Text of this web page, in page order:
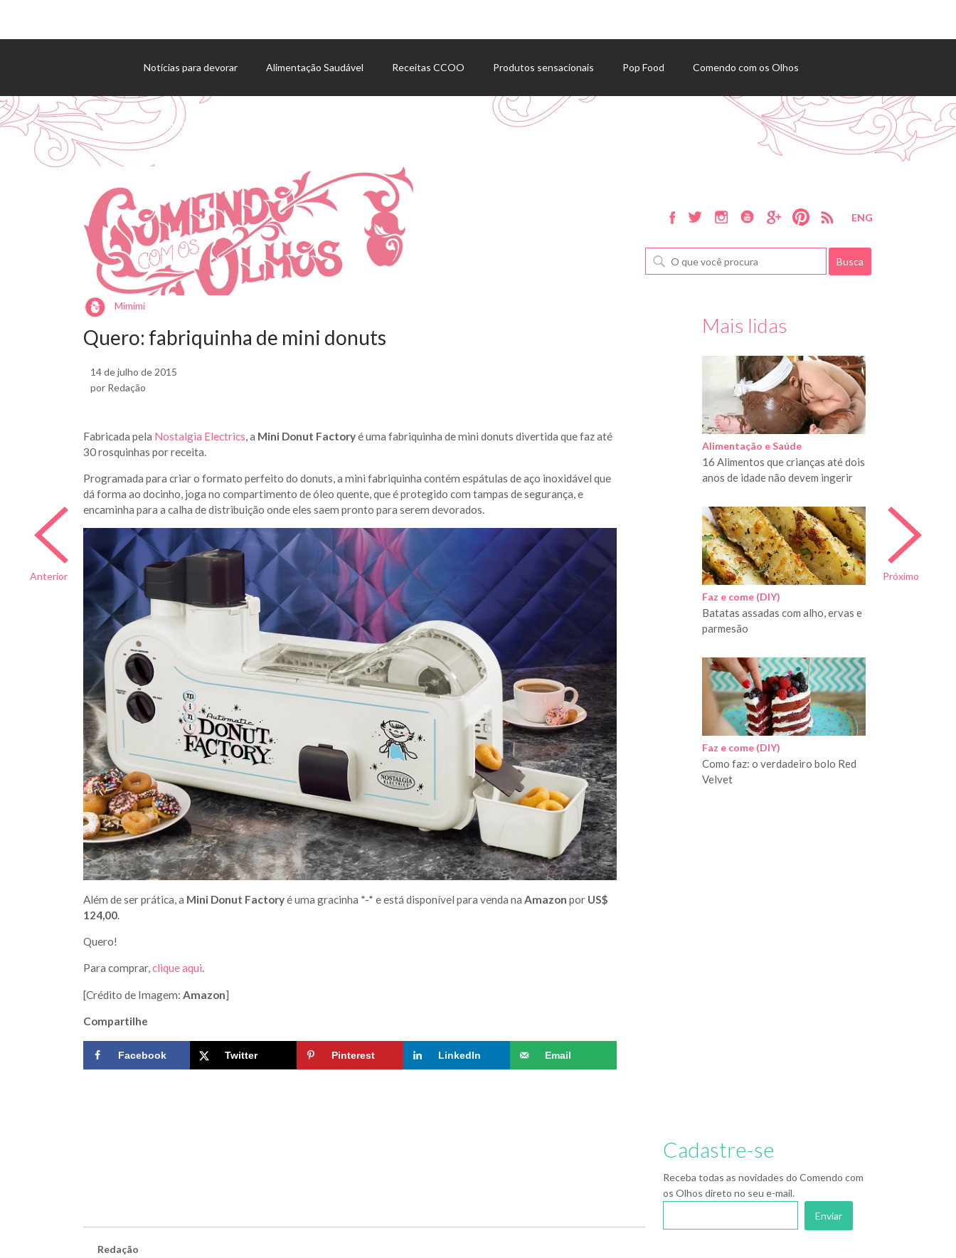
Notícias para devorar Alimentação Saudável Receitas CCOO Produtos sensacionais Pop Food Comendo com os Olhos
Agenda de eventos
ENG
Anterior Próximo
Mimimi
Quero: fabriquinha de mini donuts
14 de julho de 2015
por Redação
Fabricada pela Nostalgia Electrics , a Mini Donut Factoryé uma fabriquinha de mini donuts divertida que faz até
30 rosquinhas por receita.
Programada para criar o formato perfeito do donuts, a mini fabriquinha contém espátulas de aço inoxidável que
dá forma ao docinho, joga no compartimento de óleo quente, que é protegido com tampas de segurança, e
encaminha para a calha de distribuição onde eles saem pronto para serem devorados.
Além de ser prática, a Mini Donut Factoryé uma gracinha *-* e está disponível para venda na Amazon por US$
124,00.
Quero!
Para comprar,clique aqui.
[Crédito de Imagem: Amazon]
Compartilhe
Facebook Twitter Pinterest LinkedIn Email
Redação
Mais lidas
Alimentação e Saúde
16 Alimentos que crianças até dois
anos de idade não devem ingerir
Faz e come (DIY)
Batatas assadas com alho, ervas e
parmesão
Faz e come (DIY)
Como faz: o verdadeiro bolo Red
Velvet
Cadastre-se
Receba todas as novidades do Comendo com
os Olhos direto no seu e-mail.